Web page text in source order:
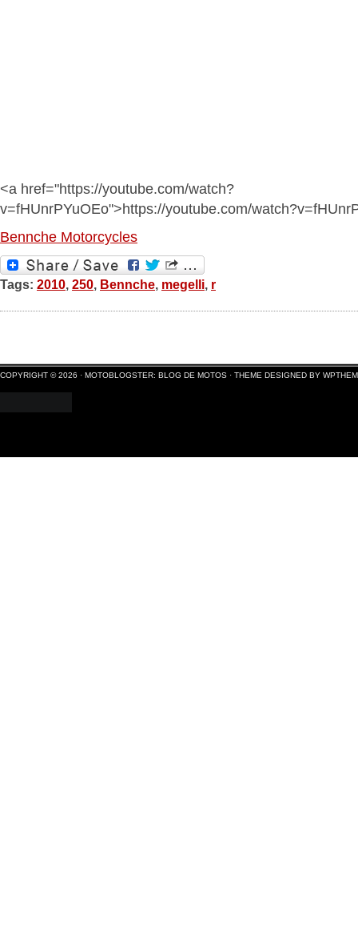
<a href="https://youtube.com/watch?
v=fHUnrPYuOEo">https://youtube.com/
Bennche Motorcycles
Tags: 2010, 250, Bennche, megelli, r
COPYRIGHT © 2026 · MOTOBLOGSTER: BLOG DE MOTOS · THEME DESIGNED BY